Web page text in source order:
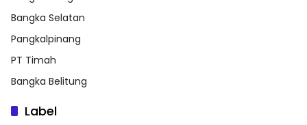
Bangka Selatan
Pangkalpinang
PT Timah
Bangka Belitung
Label